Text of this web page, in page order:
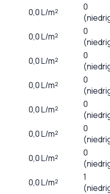
0,0L/m²
0
0,0L/m²
0
0,0L/m²
0
0,0L/m²
0
0,0L/m²
0
0,0L/m²
0
0,0L/m²
0
0,0L/m²
1